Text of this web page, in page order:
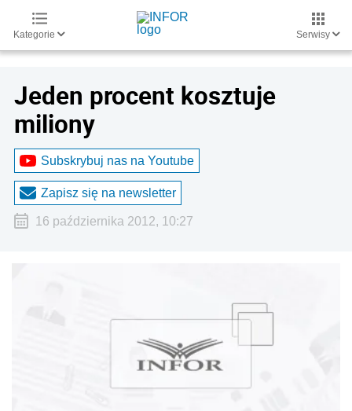
Kategorie Serwisy
Jeden procent kosztuje
miliony
Subskrybuj nas na Youtube
Zapisz się na newsletter
16 października 2012, 10:27